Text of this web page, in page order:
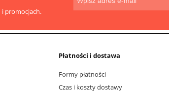
i promocjach.
Płatności i dostawa
Formy płatności
Czas i koszty dostawy